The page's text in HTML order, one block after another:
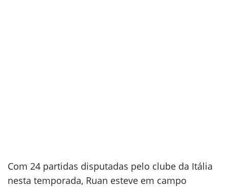
Com 24 partidas disputadas pelo clube da Itália
nesta temporada, Ruan esteve em campo